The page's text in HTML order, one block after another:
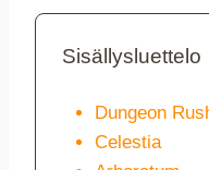
Sisällysluettelo
Dungeon
Celestia